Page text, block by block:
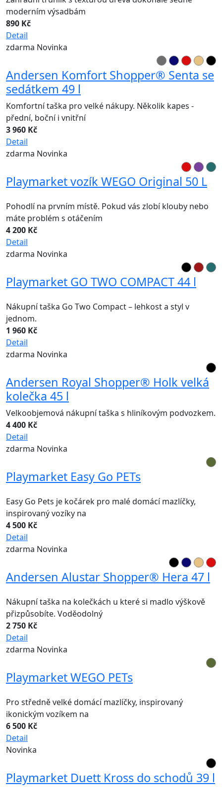
moderním výsadbám
890 Kč
Detail
zdarma Novinka
Andersen Komfort Shopper® Senta se
sedátkem 49 l
Komfortní taška pro velké nákupy. Několik kapes -
přední, boční i vnitřní
3 960 Kč
Detail
zdarma Novinka
Playmarket vozík WEGO Original 50 L
Pohodlí na prvním místě. Pokud vás zlobí klouby nebo
máte problém s otáčením
4 200 Kč
Detail
zdarma Novinka
Playmarket GO TWO COMPACT 44 l
Nákupní taška Go Two Compact – lehkost a styl v
jednom.
1 960 Kč
Detail
zdarma Novinka
Andersen Royal Shopper® Holk velká
kolečka 45 l
Velkoobjemová nákupní taška s hliníkovým podvozkem.
4 400 Kč
Detail
zdarma Novinka
Playmarket Easy Go PETs
Easy Go Pets je kočárek pro malé domácí mazlíčky,
inspirovaný vozíky na
4 500 Kč
Detail
zdarma Novinka
Andersen Alustar Shopper® Hera 47 l
Nákupní taška na kolečkách u které si madlo výškově
přizpůsobíte. Voděodolný
2 750 Kč
Detail
zdarma Novinka
Playmarket WEGO PETs
Pro středně velké domácí mazlíčky, inspirovaný
ikonickým vozíkem na
6 500 Kč
Detail
Novinka
Playmarket Duett Kross do schodů 39 l